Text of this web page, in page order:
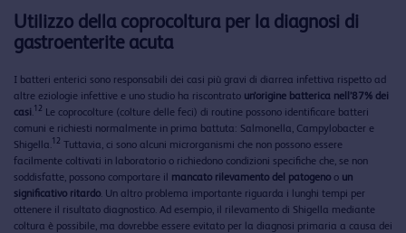
Utilizzo della coprocoltura per la diagnosi di
gastroenterite acuta
I batteri enterici sono responsabili dei casi più gravi di diarrea infettiva rispetto ad
altre eziologie infettive e uno studio ha riscontrato un’origine batterica nell’87% dei
casi 12 Le coprocolture (colture delle feci) di routine possono identificare batteri
comuni e richiesti normalmente in prima battuta: Salmonella, Campylobacter e
Shigella. 12 Tuttavia, ci sono alcuni microrganismi che non possono essere
facilmente coltivati in laboratorio o richiedono condizioni specifiche che, se non
soddisfatte, possono comportare il mancato rilevamento del patogeno o un
significativo ritardo . Un altro problema importante riguarda i lunghi tempi per
ottenere il risultato diagnostico. Ad esempio, il rilevamento di Shigella mediante
coltura è possibile, ma dovrebbe essere evitato per la diagnosi primaria a causa dei